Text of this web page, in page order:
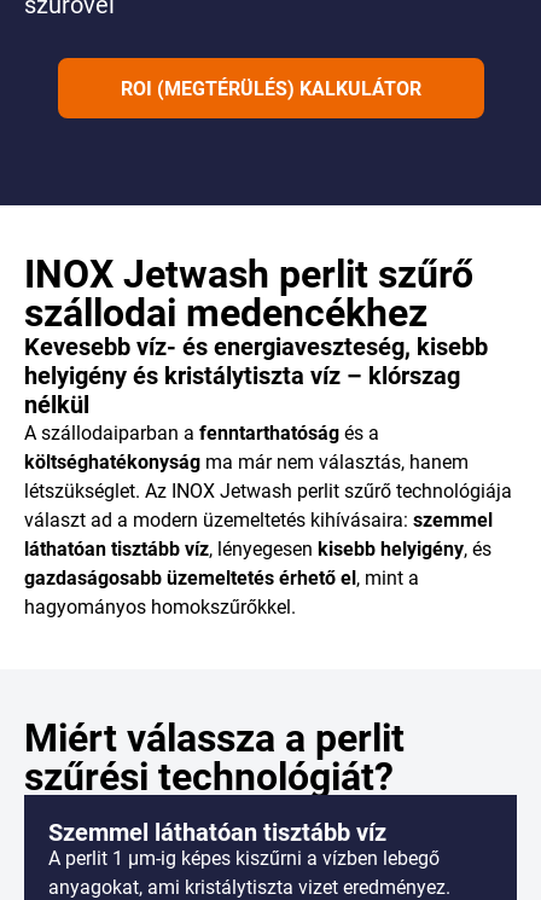
ROI (MEGTÉRÜLÉS) KALKULÁTOR
INOX Jetwash perlit szűrő
szállodai medencékhez
Kevesebb víz- és energiaveszteség, kisebb
helyigény és kristálytiszta víz – klórszag
nélkül
A szállodaiparban a fenntarthatóságés a
költséghatékonyság ma már nem választás, hanem
létszükséglet. Az INOX Jetwash perlit szűrő technológiája
választ ad a modern üzemeltetés kihívásaira: szemmel
láthatóan tisztább víz, lényegesen kisebb helyigény, és
gazdaságosabb üzemeltetés érhető el, mint a
hagyományos homokszűrőkkel.
Miért válassza a perlit
szűrési technológiát?
Szemmel láthatóan tisztább víz
A perlit 1 µm-ig képes kiszűrni a vízben lebegő
anyagokat, ami kristálytiszta vizet eredményez.